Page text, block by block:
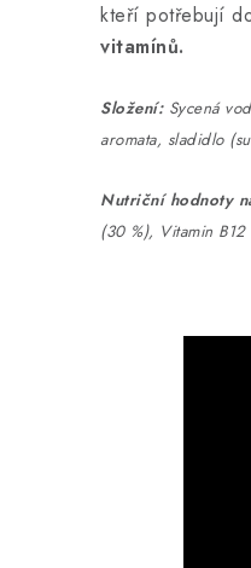
kteří potřebují
vitamínů.
Složení:Sycená
aromata, sladidlo
Nutriční hodnoty
(30 %), Vitamin